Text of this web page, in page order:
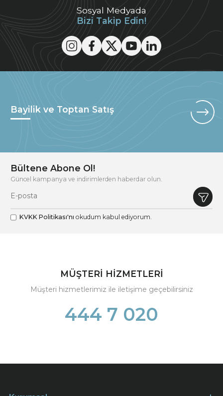
Sosyal Medyada
Bizi Takip Edin!
Bayilik ve Toptan Satış
Bültene Abone Ol!
Güncel kampanya ve indirimlerden haberdar olun.
KVKK Politikası'nı okudum kabul ediyorum.
MÜŞTERİ HİZMETLERİ
Müşteri hizmetlerimiz ile iletişime geçebilirsiniz
444 7 020